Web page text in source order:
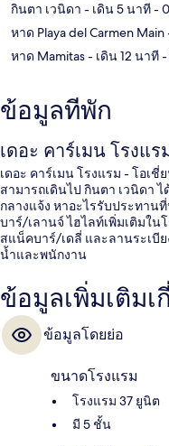
กินตา เวนิดา - เดิน 5 นาที-
หาด Playa del Carmen Main
หาด Mamitas- เดิน 12 นาที-
ข้อมูลที่พัก
เดอะ คาร์เมน โรงแ
เดอะ คาร์เมน โรงแรม - โอเ
สามารถเดินไป กินตา เวนิดา
กลางแจ้ง หาอะไรรับประทาน
บาร์/เลานจ์ ไฮไลท์เพิ่มเติมใ
สแน็คบาร์/เดลี่ และลานระเบี
น้ำและพนักงาน
ข้อมูลเพิ่มเติม
ข้อมูลโดยย่อ
ขนาดโรงแรม
โรงแรม 37 ยูนิต
มี 5 ชั้น